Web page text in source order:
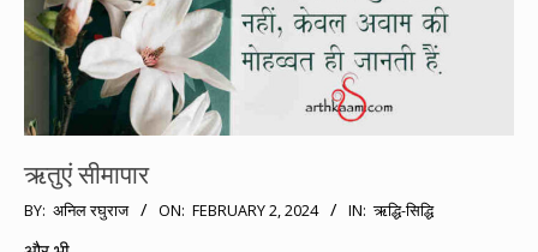
ऋतुएं सीमापार
2024-
02-
BY: अनिल रघुराज ON: FEBRUARY 2, 2024 IN: ऋद्धि-सिद्धि